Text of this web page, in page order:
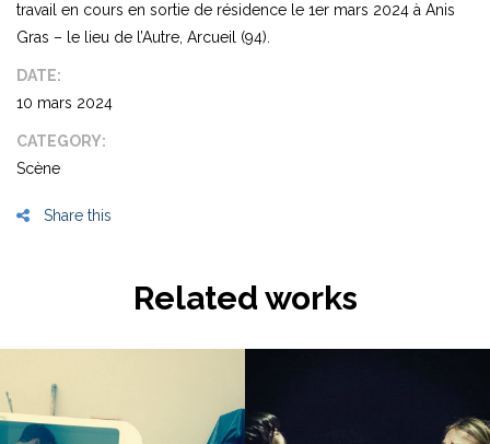
travail en cours en sortie de résidence le 1er mars 2024 à Anis
Gras – le lieu de l’Autre, Arcueil (94).
DATE:
10 mars 2024
CATEGORY:
Scène
Share this
Related works